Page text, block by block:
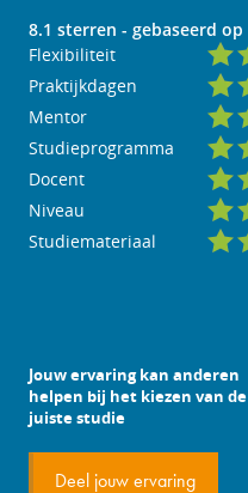
8.1 sterren - gebaseerd op
Flexibiliteit
Praktijkdagen
Mentor
Studieprogramma
Docent
Niveau
Studiemateriaal
Jouw ervaring kan anderen
helpen bij het kiezen van de
juiste studie
Deel jouw ervaring